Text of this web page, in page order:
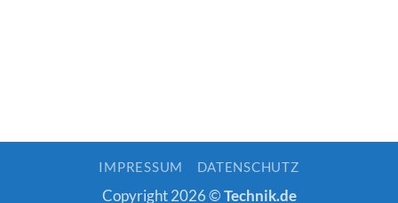
IMPRESSUM DATENSCHUTZ
Copyright 2026 ©Technik.de